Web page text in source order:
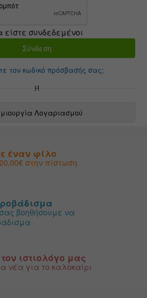
είστε συνδεδεμένοι
τον κωδικό πρόσβασής σας;
Ή
Λογαριασμού
έναν φίλο
στην πίστωση
βοηθήσουμε να
ιστιολόγο μας
νέα για το καλοκαίρι